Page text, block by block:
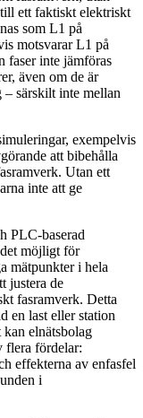
ett faktiskt elektriskt
som L1 på
motsvarar L1 på
faser inte jämföras
även om de är
särskilt inte mellan
exempelvis
att bibehålla
Utan ett
inte att ge
PLC-baserad
möjligt för
mätpunkter i hela
justera de
fasramverk. Detta
en last eller station
elnätsbolag
flera fördelar:
effekterna av enfasfel
i